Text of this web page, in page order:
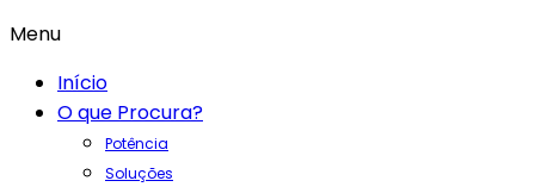
Menu
Início
O que Procura?
Potência
Soluções